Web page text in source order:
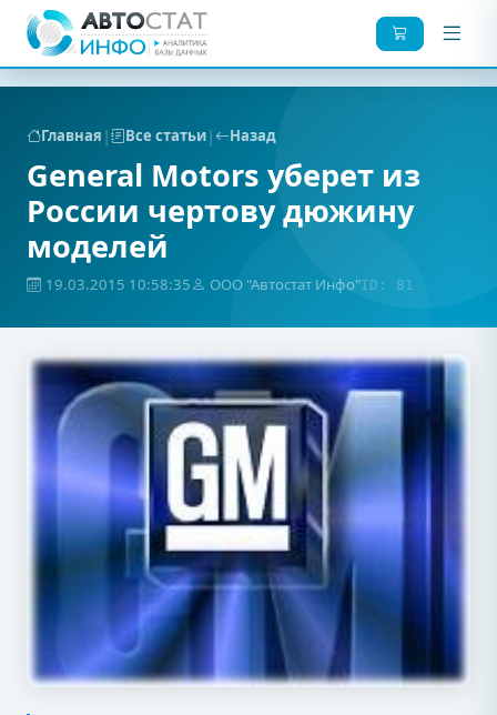
Главная | Все статьи| Назад
General Motors уберет из
России чертову дюжину
моделей
19.03.2015 10:58:35 ООО "Автостат Инфо"ID: 81